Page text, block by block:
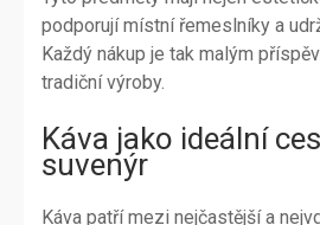
podporují místní řemeslníky a
Každý nákup je tak malým
tradiční výroby.
Káva jako ideální
suvenýr
Káva patří mezi nejčastější a